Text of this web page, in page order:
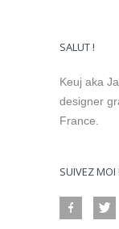
SALUT !
Keuj aka
designer
France.
SUIVEZ MOI !